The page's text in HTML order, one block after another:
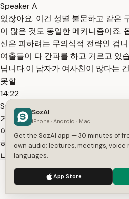
Speaker A
있잖아요. 이건 성별 불문하고 같은
이 많은 것도 동일한 메커니즘이죠.
신은 피하려는 무의식적 전략인 겁
여출들이 다 간파를 하고 거르고 있
닙니다.이 남자가 여사친이 많다는
못할
14:22
Speaker A
거라는 뜻이고 그걸 감수하고 들어갈
이기 순자님도 연애할게 아니라 결
하는데 18기 영어와 연애를 하는 것
냐? 중고차가 되기 때문입니다. 뭐
다, 뭐다 이런 얘기를 하는데 저는
14:41
Speaker A
We use cookies to enhance your experience.
SozAI
iPhone · Android · Mac
Get the SozAI app — 30 minutes of
own audio: lectures, meetings, voice
languages.
App Store